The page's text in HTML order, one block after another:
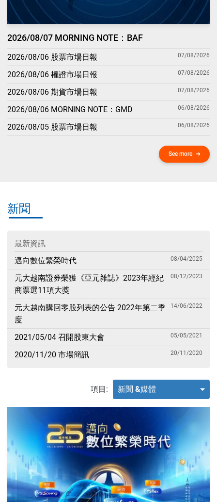
2026/08/07 MORNING NOTE：BAF
2026/08/06 股票市場日報 07/08/2026
2026/08/06 權證市場日報 07/08/2026
2026/08/06 期貨市場日報 07/08/2026
2026/08/06 MORNING NOTE：GMD 06/08/2026
2026/08/05 股票市場日報 06/08/2026
See more
新聞
最新資訊
邁向數位繁榮時代
08/04/2025
元大越南證券榮獲《亞元雜誌》2023年經紀
商票選11項大獎
08/12/2023
元大越南購回零股列表的公告 2022年第二季
度
14/06/2022
2021/05/04 召開股東大會 05/05/2021
2020/11/20 市場簡訊 20/11/2020
項目: 新聞 &媒體